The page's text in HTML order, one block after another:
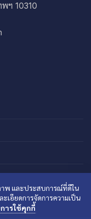
พฯ 10310
พ และประสบการณ์ที่ดีใน
เอียดการจัดการความเป็น
ารใช้คุกกี้